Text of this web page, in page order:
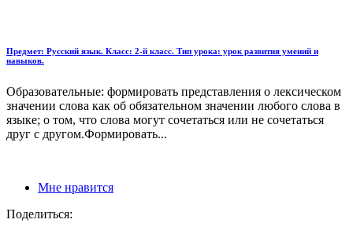
Предмет: Русский язык. Класс: 2-й класс. Тип урока: урок развития умений и
навыков.
Образовательные: формировать представления о лексическом
значении слова как об обязательном значении любого слова в
языке; о том, что слова могут сочетаться или не сочетаться
друг с другом.Формировать...
Мне нравится
Поделиться: